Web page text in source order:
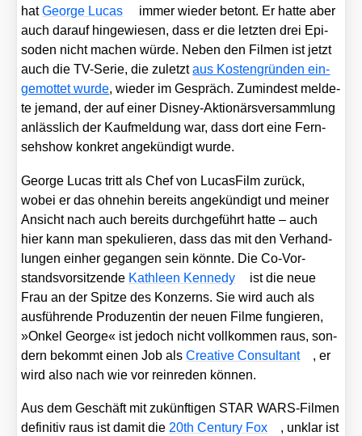
hatGeor­ge Lucas
immer wie­der betont. Er hat­te aber
auch dar­auf hin­ge­wie­sen, dass er die letz­ten drei Epi­
so­den nicht machen wür­de. Neben den Fil­men ist jetzt
auch die TV-Serie, die zuletztaus Kos­ten­grün­den ein­
ge­mot­tet wur­de, wie­der im Gespräch. Zumin­dest mel­de­
te jemand, der auf einer Dis­ney-Aktio­närs­ver­samm­lung
anläss­lich der Kauf­mel­dung war, dass dort eine Fern­
seh­show kon­kret ange­kün­digt wur­de.
Geor­ge Lucas tritt als Chef von Lucas­Film zurück,
wobei er das ohne­hin bereits ange­kün­digt und mei­ner
Ansicht nach auch bereits durch­ge­führt hat­te – auch
hier kann man spe­ku­lie­ren, dass das mit den Ver­hand­
lun­gen ein­her gegan­gen sein könn­te. Die Co-Vor­
stands­vor­sit­zen­de Kath­le­en Ken­ne­dy
ist die neue
Frau an der Spit­ze des Kon­zerns. Sie wird auch als
aus­füh­ren­de Pro­du­zen­tin der neu­en Fil­me fun­gie­ren,
»Onkel Geor­ge« ist jedoch nicht voll­kom­men raus, son­
dern bekommt einen Job alsCrea­ti­ve Con­sul­tant
, er
wird also nach wie vor rein­re­den kön­nen.
Aus dem Geschäft mit zukünf­ti­gen STAR WARS-Fil­men
defi­ni­tiv raus ist damit die 20th Cen­tu­ry Fox
, unklar ist